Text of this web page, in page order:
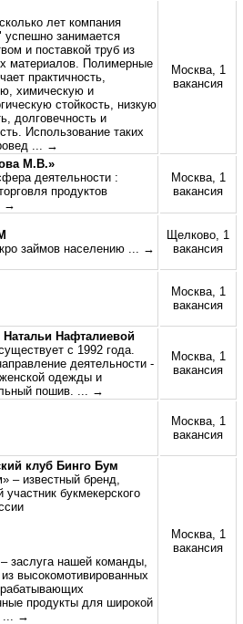
лет компания
занимается
и поставкой труб из
материалов. Полимерные
практичность,
химическую и
стойкость, низкую
долговечность и
Использование таких
... →
Москва, 1
вакансия
М.В.»
деятельности :
продуктов
→
Москва, 1
вакансия
займов населению
... →
Щелково, 1
вакансия
Москва, 1
вакансия
Нафталиевой
с 1992 года.
деятельности -
одежды и
пошив.
... →
Москва, 1
вакансия
Москва, 1
вакансия
клуб Бинго Бум
– известный бренд,
участник букмекерского
заслуга нашей команды,
высокомотивированных
продукты для широкой
... →
Москва, 1
вакансия